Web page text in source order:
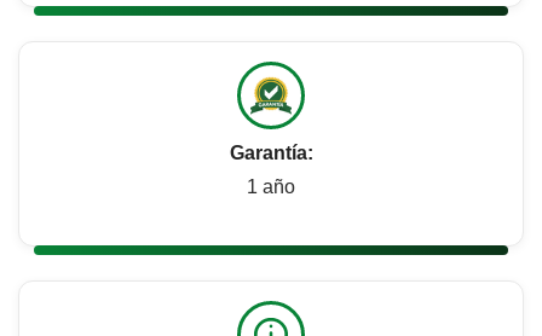
Garantía:
1 año